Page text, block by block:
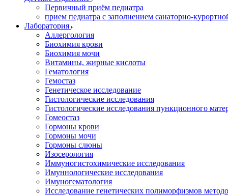
Первичный приём педиатра
прием педиатра с заполнением санаторно-
Лаборатория
Аллергология
Биохимия крови
Биохимия мочи
Витамины, жирные кислоты
Гематология
Гемостаз
Генетическое исследование
Гистологические исследования
Гистологические исследования пункционного
Гомеостаз
Гормоны крови
Гормоны мочи
Гормоны слюны
Изосерология
Иммуногистохимические исследования
Имуннологические исследования
Имуногематология
Исследование генетических полиморфизмов